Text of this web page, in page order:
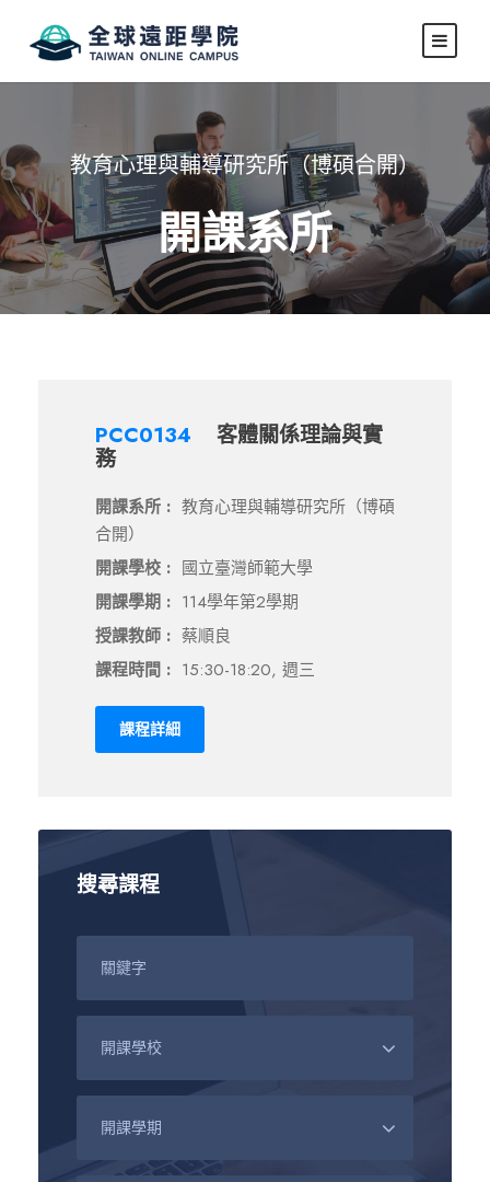
教育心理與輔導研究所（博碩合開）
開課系所
PCC0134
客體關係理論與實
務
開課系所 : 教育心理與輔導研究所（博碩
合開）
開課學校 : 國立臺灣師範大學
開課學期 : 114學年第2學期
授課教師 : 蔡順良
課程時間 : 15:30-18:20, 週三
課程詳細
搜尋課程